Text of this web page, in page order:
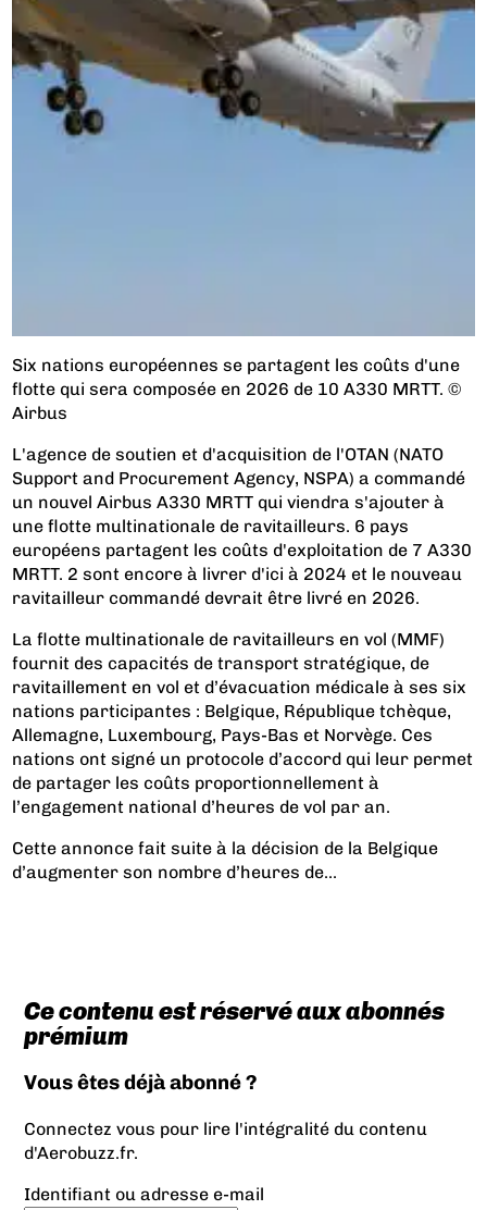
Six nations européennes se partagent les coûts d'une
flotte qui sera composée en 2026 de 10 A330 MRTT. ©
Airbus
L'agence de soutien et d'acquisition de l'OTAN (NATO
Support and Procurement Agency, NSPA) a commandé
un nouvel Airbus A330 MRTT qui viendra s'ajouter à
une flotte multinationale de ravitailleurs. 6 pays
européens partagent les coûts d'exploitation de 7 A330
MRTT. 2 sont encore à livrer d'ici à 2024 et le nouveau
ravitailleur commandé devrait être livré en 2026.
La flotte multinationale de ravitailleurs en vol (MMF)
fournit des capacités de transport stratégique, de
ravitaillement en vol et d’évacuation médicale à ses six
nations participantes : Belgique, République tchèque,
Allemagne, Luxembourg, Pays-Bas et Norvège. Ces
nations ont signé un protocole d’accord qui leur permet
de partager les coûts proportionnellement à
l’engagement national d’heures de vol par an.
Cette annonce fait suite à la décision de la Belgique
d’augmenter son nombre d’heures de...
Ce contenu est réservé aux abonnés
prémium
Vous êtes déjà abonné ?
Connectez vous pour lire l'intégralité du contenu
d'Aerobuzz.fr.
Identifiant ou adresse e-mail